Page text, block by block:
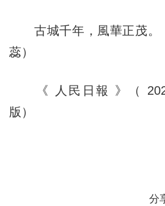
古城千年，風華正茂。
蕊）
《 人民日報 》（
版）
分